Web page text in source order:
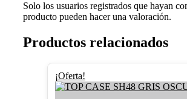
Solo los usuarios registrados que hayan
producto pueden hacer una valoración.
Productos relacionados
¡Oferta!